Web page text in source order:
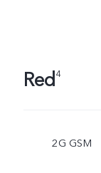
Red4
2G GSM